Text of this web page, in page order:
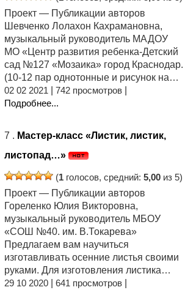
Проект — Публикации авторов
Шевченко Лолахон Кахрамановна,
музыкальный руководитель МАДОУ
МО «Центр развития ребенка-Детский
сад №127 «Мозаика» город Краснодар.
(10-12 пар однотонные и рисунок на…
02 02 2021
742 просмотров
Подробнее...
7 . Мастер-класс «Листик, листик,
листопад…»
(1 голосов, средний: 5,00 из 5)
Проект — Публикации авторов
Гореленко Юлия Викторовна,
музыкальный руководитель МБОУ
«СОШ №40. им. В.Токарева»
Предлагаем вам научиться
изготавливать осенние листья своими
руками. Для изготовления листика…
29 10 2020
641 просмотров